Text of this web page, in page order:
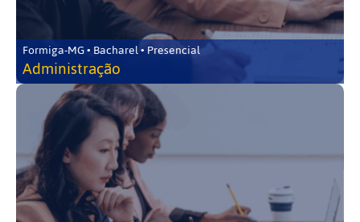
Formiga-MG • Bacharel • Presencial
Administração